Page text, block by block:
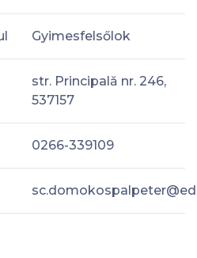
Gyimesfelsőlok
str. Principală nr. 246,
537157
0266-339109